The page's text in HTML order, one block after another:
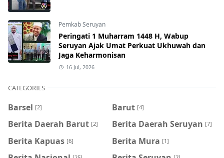
Pemkab Seruyan
Peringati 1 Muharram 1448 H, Wabup
Seruyan Ajak Umat Perkuat Ukhuwah dan
Jaga Keharmonisan
16 Jul, 2026
CATEGORIES
Barsel [2] Barut [4]
Berita Daerah Barut [2] Berita Daerah Seruyan [7]
Berita Kapuas [6] Berita Mura [1]